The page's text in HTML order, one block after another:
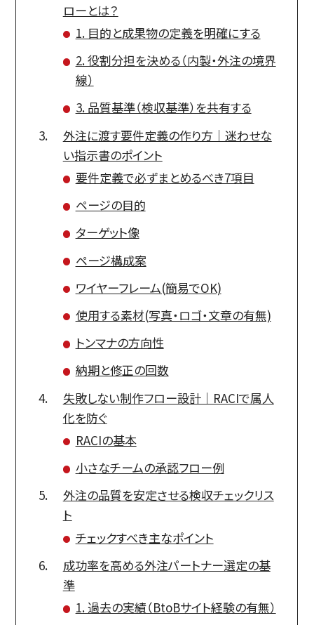
ローとは？
1. 目的と成果物の定義を明確にする
2. 役割分担を決める（内製・外注の境界
線）
3. 品質基準（検収基準）を共有する
外注に渡す要件定義の作り方｜迷わせな
い指示書のポイント
要件定義で必ずまとめるべき7項目
ページの目的
ターゲット像
ページ構成案
ワイヤーフレーム(簡易でOK)
使用する素材(写真・ロゴ・文章の有無)
トンマナの方向性
納期と修正の回数
失敗しない制作フロー設計｜RACIで属人
化を防ぐ
RACIの基本
小さなチームの承認フロー例
外注の品質を安定させる検収チェックリス
ト
チェックすべき主なポイント
成功率を高める外注パートナー選定の基
準
1. 過去の実績（BtoBサイト経験の有無）